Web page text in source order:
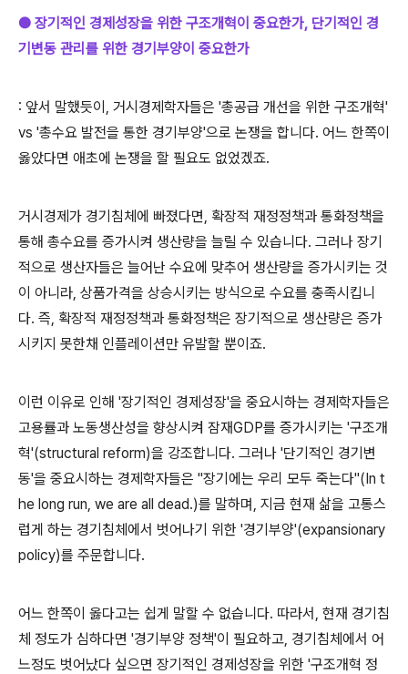
● 장기적인 경제성장을 위한 구조개혁이 중요한가, 단기적인 경
기변동 관리를 위한 경기부양이 중요한가
: 앞서 말했듯이, 거시경제학자들은 '총공급 개선을 위한 구조개혁'
vs '총수요 발전을 통한 경기부양'으로 논쟁을 합니다. 어느 한쪽이
옳았다면 애초에 논쟁을 할 필요도 없었겠죠.
거시경제가 경기침체에 빠졌다면, 확장적 재정정책과 통화정책을
통해 총수요를 증가시켜 생산량을 늘릴 수 있습니다. 그러나 장기
적으로 생산자들은 늘어난 수요에 맞추어 생산량을 증가시키는 것
이 아니라, 상품가격을 상승시키는 방식으로 수요를 충족시킵니
다. 즉, 확장적 재정정책과 통화정책은 장기적으로 생산량은 증가
시키지 못한채 인플레이션만 유발할 뿐이죠.
이런 이유로 인해 '장기적인 경제성장'을 중요시하는 경제학자들은
고용률과 노동생산성을 향상시켜 잠재GDP를 증가시키는 '구조개
혁'(structural reform)을 강조합니다. 그러나 '단기적인 경기변
동'을 중요시하는 경제학자들은 "장기에는 우리 모두 죽는다"(In t
he long run, we are all dead.)를 말하며, 지금 현재 삶을 고통스
럽게 하는 경기침체에서 벗어나기 위한 '경기부양'(expansionary
policy)를 주문합니다.
어느 한쪽이 옳다고는 쉽게 말할 수 없습니다. 따라서, 현재 경기침
체 정도가 심하다면 '경기부양 정책'이 필요하고, 경기침체에서 어
느정도 벗어났다 싶으면 장기적인 경제성장을 위한 '구조개혁 정